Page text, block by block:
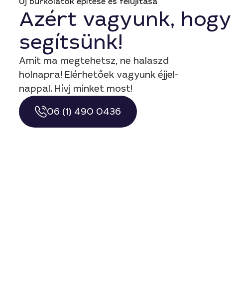
Azért vagyunk, hogy
segítsünk!
Amit ma megtehetsz, ne halaszd
holnapra! Elérhetőek vagyunk éjjel-
nappal. Hívj minket most!
06 (1) 490 0436